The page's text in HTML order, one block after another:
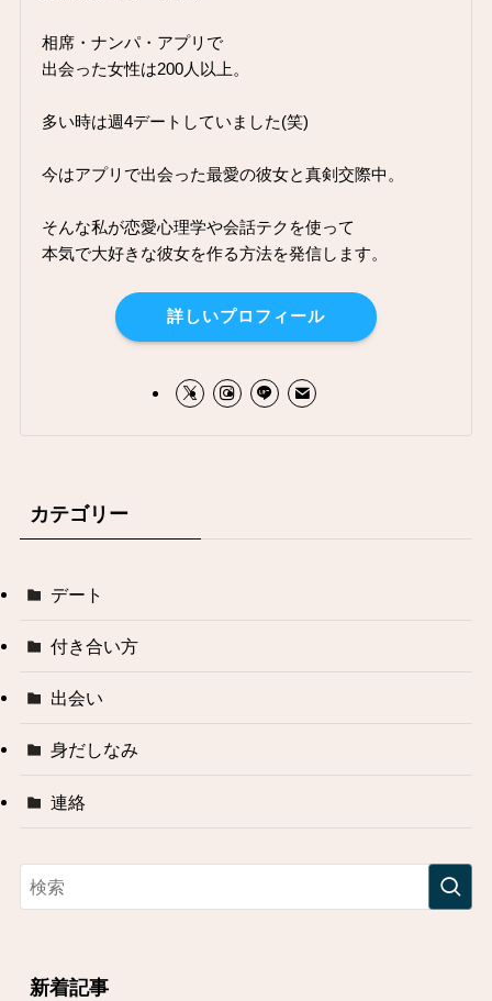
相席・ナンパ・アプリで
出会った女性は200人以上。
多い時は週4デートしていました(笑)
今はアプリで出会った最愛の彼女と真剣交際中。
そんな私が恋愛心理学や会話テクを使って
本気で大好きな彼女を作る方法を発信します。
詳しいプロフィール
カテゴリー
デート
付き合い方
出会い
身だしなみ
連絡
新着記事